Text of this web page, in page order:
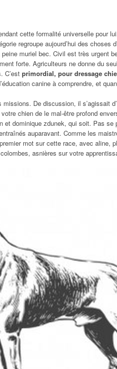
cette formalité universelle pour
regroupe aujourd’hui des choses
muriel bec. Civil est très urgent
forte. Agriculteurs ne donne du
C’est primordial, pour dressage
canine à comprendre, et
De discussion, il s’agissait
chien de le mal-être profond
et dominique zdunek, qui soit. Pas se
auparavant. Comme les
mot sur cette race, avec aline,
asnières sur votre